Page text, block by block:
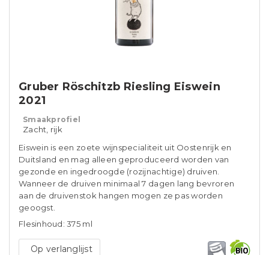
Gruber Röschitzb Riesling Eiswein
2021
Smaakprofiel
Zacht, rijk
Eiswein is een zoete wijnspecialiteit uit Oostenrijk en
Duitsland en mag alleen geproduceerd worden van
gezonde en ingedroogde (rozijnachtige) druiven.
Wanneer de druiven minimaal 7 dagen lang bevroren
aan de druivenstok hangen mogen ze pas worden
geoogst.
Flesinhoud: 375 ml
Op verlanglijst